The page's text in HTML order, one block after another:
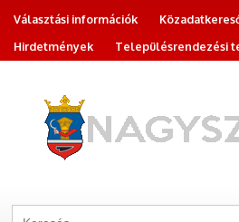
Választási információk
Hirdetmények
Településrendezési